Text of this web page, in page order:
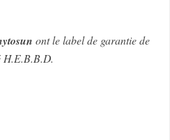
ont le label de garantie de
H.E.B.B.D.